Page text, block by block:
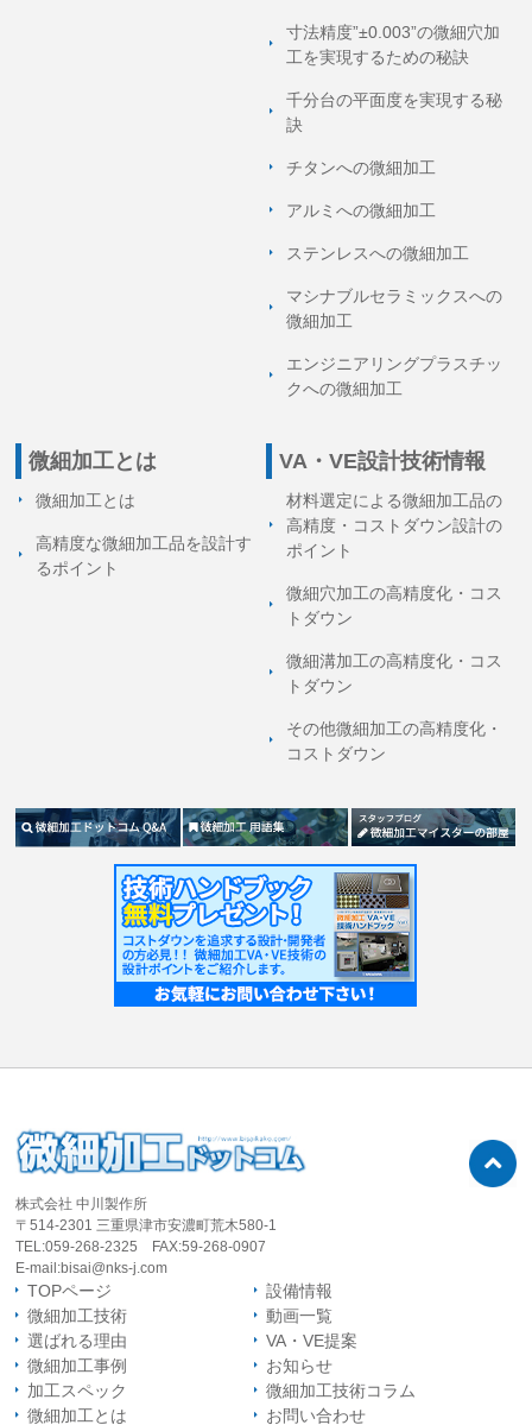
寸法精度”±0.003”の微細穴加
工を実現するための秘訣
千分台の平面度を実現する秘
訣
チタンへの微細加工
アルミへの微細加工
ステンレスへの微細加工
マシナブルセラミックスへの
微細加工
エンジニアリングプラスチッ
クへの微細加工
微細加工とは
微細加工とは
高精度な微細加工品を設計す
るポイント
VA・VE設計技術情報
材料選定による微細加工品の
高精度・コストダウン設計の
ポイント
微細穴加工の高精度化・コス
トダウン
微細溝加工の高精度化・コス
トダウン
その他微細加工の高精度化・
コストダウン
株式会社 中川製作所
〒514-2301 三重県津市安濃町荒木580-1
TEL:059-268-2325
FAX:59-268-0907
E-mail:bisai@nks-j.com
TOPページ
微細加工技術
選ばれる理由
微細加工事例
加工スペック
設備情報
動画一覧
VA・VE提案
お知らせ
微細加工技術コラム
微細加工とは
お問い合わせ